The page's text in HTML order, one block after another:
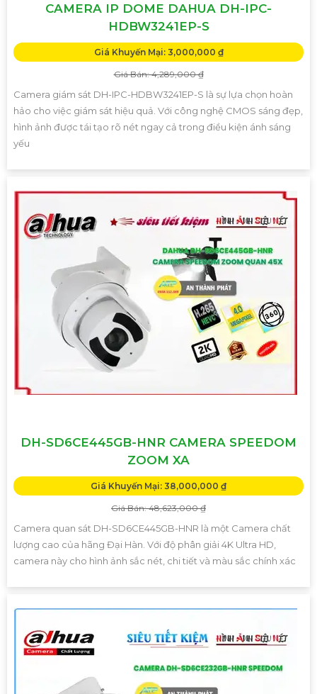
CAMERA IP DOME DAHUA DH-IPC-
HDBW3241EP-S
Giá Khuyến Mại: 3,000,000 ₫
Giá Bán: 4,289,000 ₫
Camera giám sát DH-IPC-HDBW3241EP-S là sự lựa chọn hoàn
hảo cho việc giám sát hiệu quả. Với công nghệ CMOS sáng đẹp,
hình ảnh được tái tạo rõ nét ngay cả trong điều kiện ánh sáng
yếu
DH-SD6CE445GB-HNR CAMERA SPEEDOM
ZOOM XA
Giá Khuyến Mại: 38,000,000 ₫
Giá Bán: 48,623,000 ₫
Camera quan sát DH-SD6CE445GB-HNR là một Camera chất
lượng cao của hãng Đại Hàn. Với độ phân giải 4K Ultra HD,
camera này cho hình ảnh sắc nét, chi tiết và màu sắc chính xác